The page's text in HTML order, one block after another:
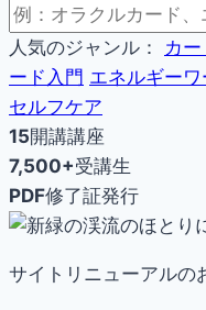
人気のジャンル： カ
ード入門 エネルギーワ
セルフケア
15開講講座
7,500+受講生
PDF修了証発行
サイトリニューアルの